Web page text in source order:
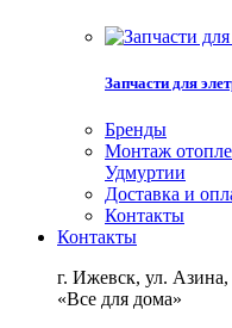
Запчасти для
Бренды
Монтаж
Удмуртии
Доставка и
Контакты
Контакты
г. Ижевск, ул. Азина,
«Все для дома»